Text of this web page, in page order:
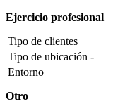
Ejercicio profesional
Tipo de clientes
Tipo de ubicación -
Entorno
Otro